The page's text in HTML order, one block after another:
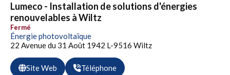
Lumeco - Installation de solutions d'énergies
renouvelables à Wiltz
Fermé
Énergie photovoltaïque
22 Avenue du 31 Août 1942 L-9516 Wiltz
Site Web
Téléphone